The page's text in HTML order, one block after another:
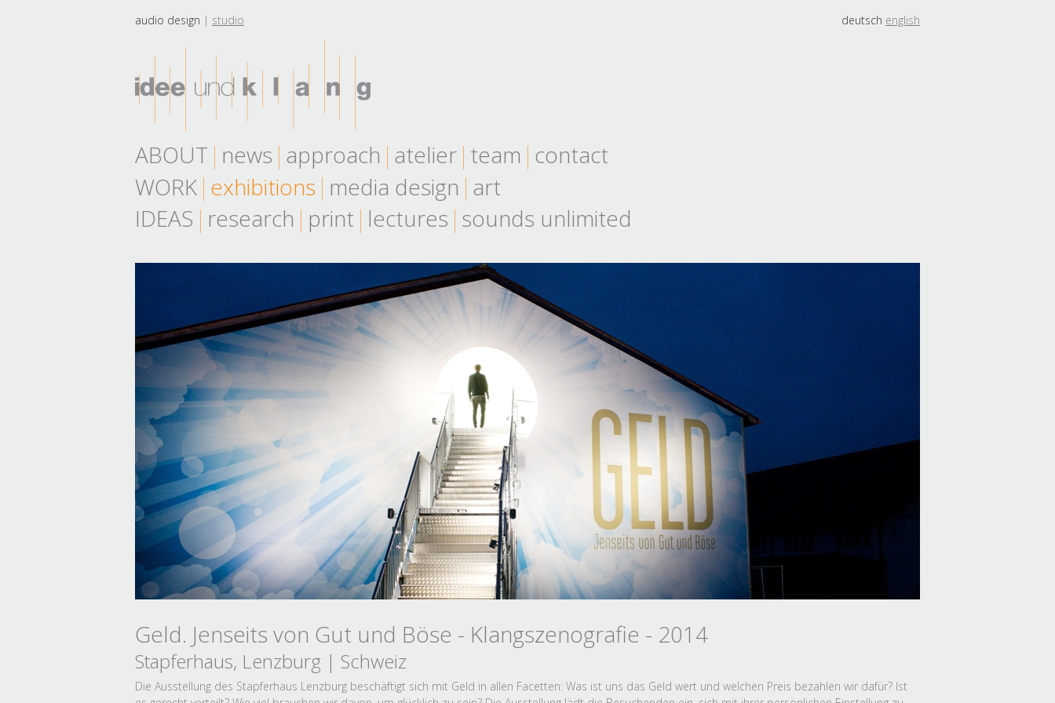
audio design studio deutsch english
ABOUT news approach atelier team contact
WORK exhibitions media design art
IDEAS research print lectures sounds unlimited
Geld. Jenseits von Gut und Böse - Klangszenografie - 2014
Stapferhaus, Lenzburg | Schweiz
Die Ausstellung des Stapferhaus Lenzburg beschäftigt sich mit Geld in allen Facetten: Was ist uns das Geld wert und welchen Preis bezahlen wir dafür? Ist